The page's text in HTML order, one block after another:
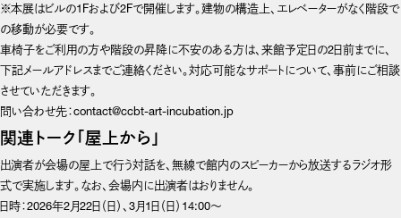
※本展はビルの1Fおよび2Fで開催します。建物の構造上、エレベーターがなく階段で
の移動が必要です。
車椅子をご利用の方や階段の昇降に不安のある方は、来館予定日の2日前までに、
下記メールアドレスまでご連絡ください。対応可能なサポートについて、事前にご相談
させていただきます。
問い合わせ先：contact@ccbt-art-incubation.jp
関連トーク「屋上から」
出演者が会場の屋上で行う対話を、無線で館内のスピーカーから放送するラジオ形
式で実施します。なお、会場内に出演者はおりません。
日時：2026年2月22日（日）、3月1日（日）14:00〜